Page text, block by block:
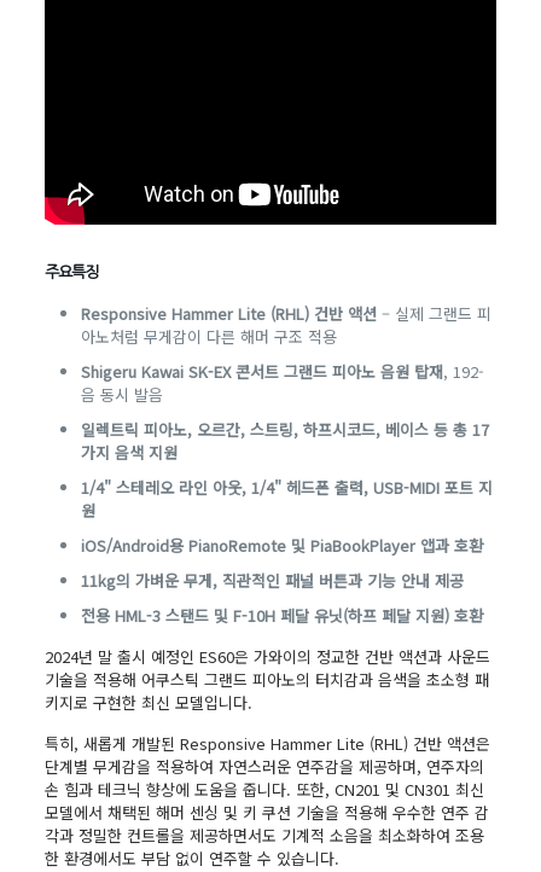
주요특징
Responsive Hammer Lite (RHL) 건반 액션 – 실제 그랜드 피
아노처럼 무게감이 다른 해머 구조 적용
Shigeru Kawai SK-EX 콘서트 그랜드 피아노 음원 탑재, 192-
음 동시 발음
일렉트릭 피아노, 오르간, 스트링, 하프시코드, 베이스 등 총 17
가지 음색 지원
1/4" 스테레오 라인 아웃, 1/4" 헤드폰 출력, USB-MIDI 포트 지
원
iOS/Android용 PianoRemote 및 PiaBookPlayer 앱과 호환
11kg의 가벼운 무게, 직관적인 패널 버튼과 기능 안내 제공
전용 HML-3 스탠드 및 F-10H 페달 유닛(하프 페달 지원) 호환
2024년 말 출시 예정인 ES60은 가와이의 정교한 건반 액션과 사운드
기술을 적용해 어쿠스틱 그랜드 피아노의 터치감과 음색을 초소형 패
키지로 구현한 최신 모델입니다.
특히, 새롭게 개발된 Responsive Hammer Lite (RHL) 건반 액션은
단계별 무게감을 적용하여 자연스러운 연주감을 제공하며, 연주자의
손 힘과 테크닉 향상에 도움을 줍니다. 또한, CN201 및 CN301 최신
모델에서 채택된 해머 센싱 및 키 쿠션 기술을 적용해 우수한 연주 감
각과 정밀한 컨트롤을 제공하면서도 기계적 소음을 최소화하여 조용
한 환경에서도 부담 없이 연주할 수 있습니다.